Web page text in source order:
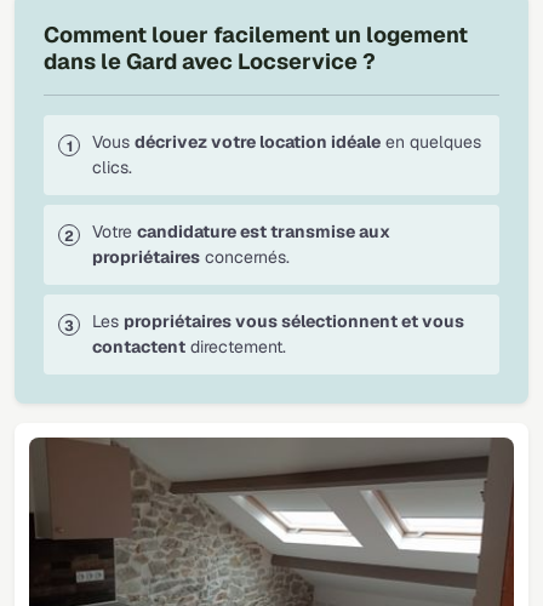
Comment louer facilement un logement
dans le Gard avec Locservice ?
Vous décrivez votre location idéale en quelques
clics.
Votre candidature est transmise aux
propriétaires concernés.
Les propriétaires vous sélectionnent et vous
contactent directement.